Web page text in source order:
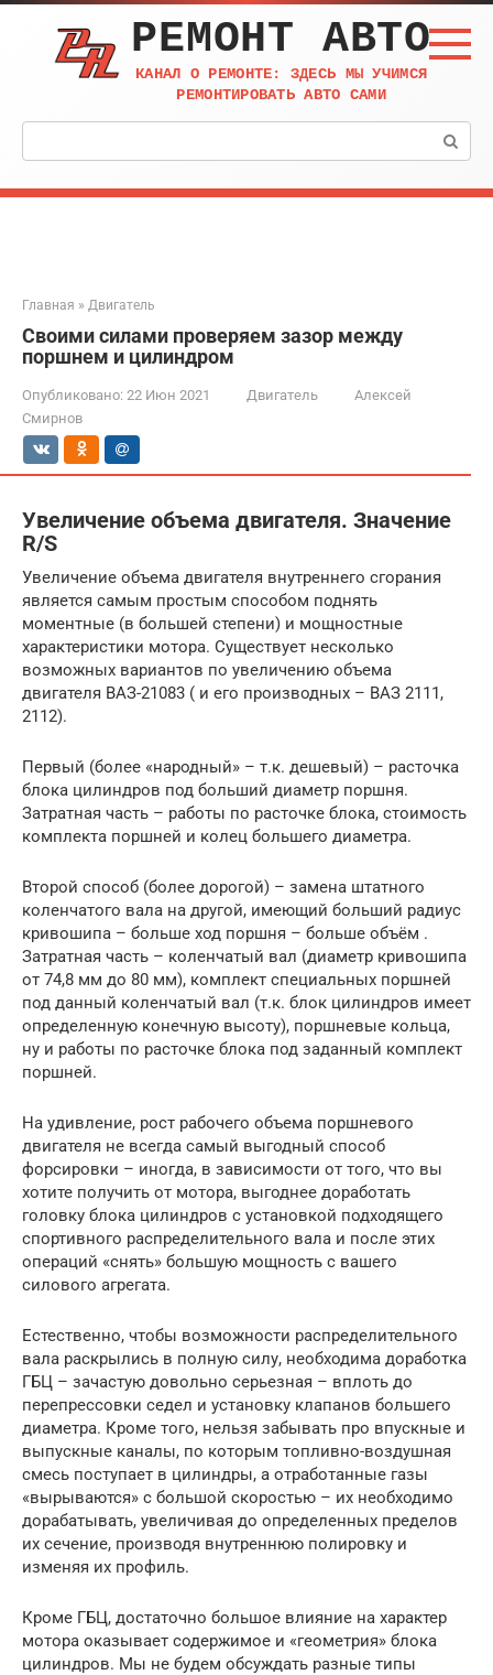
Перейти
контенту
РЕМОНТ АВТО
КАНАЛ О РЕМОНТЕ: ЗДЕСЬ МЫ УЧИМСЯ
РЕМОНТИРОВАТЬ АВТО САМИ
Поиск:
Главная » Двигатель
Своими силами проверяем зазор между
поршнем и цилиндром
Опубликовано: 22 Июн 2021 Двигатель
Алексей
Смирнов
Увеличение объема двигателя. Значение
R/S
Увеличение объема двигателя внутреннего сгорания
является самым простым способом поднять
моментные (в большей степени) и мощностные
характеристики мотора. Существует несколько
возможных вариантов по увеличению объема
двигателя ВАЗ-21083 ( и его производных – ВАЗ 2111,
2112).
Первый (более «народный» – т.к. дешевый) – расточка
блока цилиндров под больший диаметр поршня.
Затратная часть – работы по расточке блока, стоимость
комплекта поршней и колец большего диаметра.
Второй способ (более дорогой) – замена штатного
коленчатого вала на другой, имеющий больший радиус
кривошипа – больше ход поршня – больше объём .
Затратная часть – коленчатый вал (диаметр кривошипа
от 74,8 мм до 80 мм), комплект специальных поршней
под данный коленчатый вал (т.к. блок цилиндров имеет
определенную конечную высоту), поршневые кольца,
ну и работы по расточке блока под заданный комплект
поршней.
На удивление, рост рабочего объема поршневого
двигателя не всегда самый выгодный способ
форсировки – иногда, в зависимости от того, что вы
хотите получить от мотора, выгоднее доработать
головку блока цилиндров с установкой подходящего
спортивного распределительного вала и после этих
операций «снять» большую мощность с вашего
силового агрегата.
Естественно, чтобы возможности распределительного
вала раскрылись в полную силу, необходима доработка
ГБЦ – зачастую довольно серьезная – вплоть до
перепрессовки седел и установку клапанов большего
диаметра. Кроме того, нельзя забывать про впускные и
выпускные каналы, по которым топливно-воздушная
смесь поступает в цилиндры, а отработанные газы
«вырываются» с большой скоростью – их необходимо
дорабатывать, увеличивая до определенных пределов
их сечение, производя внутреннюю полировку и
изменяя их профиль.
Кроме ГБЦ, достаточно большое влияние на характер
мотора оказывает содержимое и «геометрия» блока
цилиндров. Мы не будем обсуждать разные типы